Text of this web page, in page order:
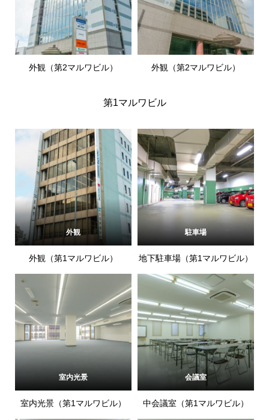
外観（第2マルワビル） 外観（第2マルワビル）
第1マルワビル
外観
外観（第1マルワビル）
駐車場
地下駐車場（第1マルワビル）
室内光景
室内光景（第1マルワビル）
会議室
中会議室（第1マルワビル）